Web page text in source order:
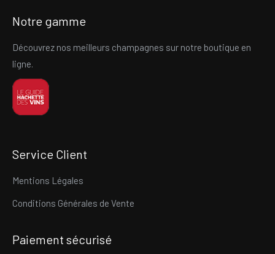
Notre gamme
Découvrez nos meilleurs champagnes sur notre boutique en
ligne.
Service Client
Mentions Légales
Conditions Générales de Vente
Paiement sécurisé